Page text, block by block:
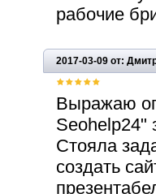
рабочие
2017-03-09 от:
Выражаю
Sеоhelp24"
Стояла
создать